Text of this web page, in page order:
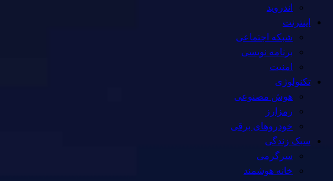
اندروید
اینترنت
شبکه اجتماعی
برنامه نویسی
امنیت
تکنولوژی
هوش مصنوعی
رمزارز
خودروهای برقی
سبک زندگی
سرگرمی
خانه هوشمند